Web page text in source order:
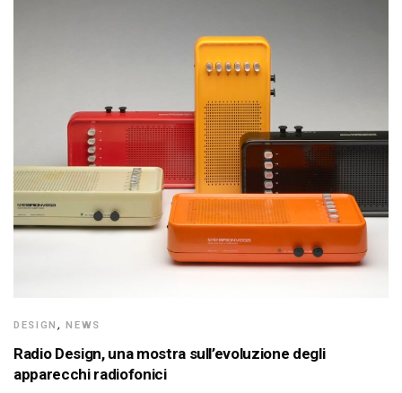
DESIGN ,NEWS
Radio Design, una mostra sull’evoluzione degli
apparecchi radiofonici